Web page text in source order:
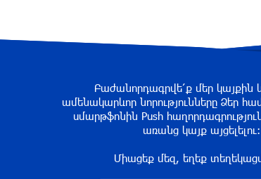
Բաժանորդագրվե՛ք մեր կայքին
ամենակարևոր նորությունները Ձեր
սմարթֆոնին Push
առանց կայք այցելելու։
Միացեք մեզ, եղեք